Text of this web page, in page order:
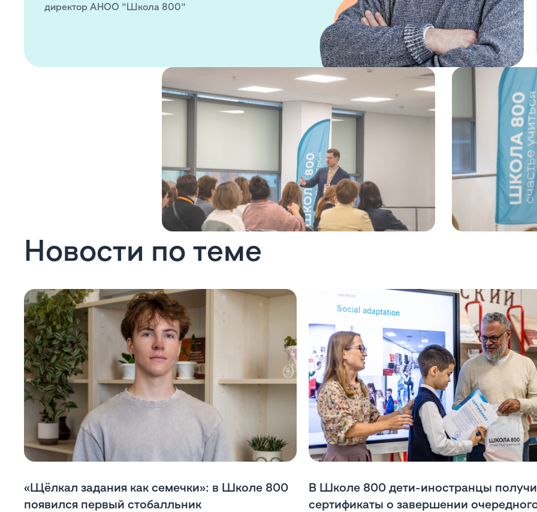
директор АНОО "Школа 800"
Новости по теме
«Щёлкал задания как семечки»: в Школе 800
появился первый стобалльник
В Школе 800 дети-иностранцы
сертификаты о завершении